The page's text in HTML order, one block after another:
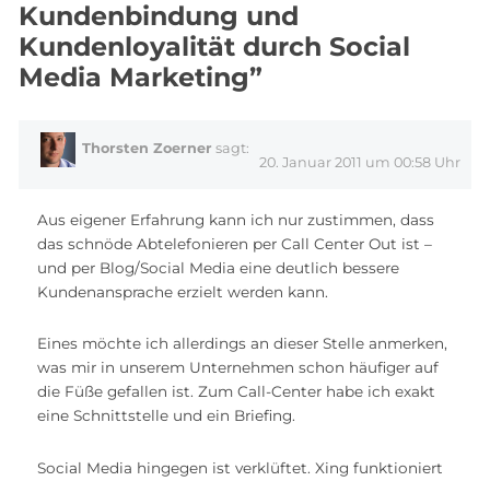
Kundenbindung und
Kundenloyalität durch Social
Media Marketing”
Thorsten Zoerner sagt:
20. Januar 2011 um 00:58 Uhr
Aus eigener Erfahrung kann ich nur zustimmen, dass
das schnöde Abtelefonieren per Call Center Out ist –
und per Blog/Social Media eine deutlich bessere
Kundenansprache erzielt werden kann.
Eines möchte ich allerdings an dieser Stelle anmerken,
was mir in unserem Unternehmen schon häufiger auf
die Füße gefallen ist. Zum Call-Center habe ich exakt
eine Schnittstelle und ein Briefing.
Social Media hingegen ist verklüftet. Xing funktioniert